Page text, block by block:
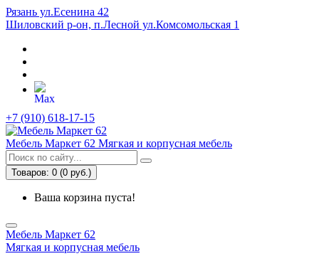
Рязань ул.Есенина 42
Шиловский р-он, п.Лесной ул.Комсомольская 1
+7 (910) 618-17-15
Мебель Маркет 62 Мягкая и корпусная мебель
Товаров: 0 (0 руб.)
Ваша корзина пуста!
Мебель Маркет 62
Мягкая и корпусная мебель